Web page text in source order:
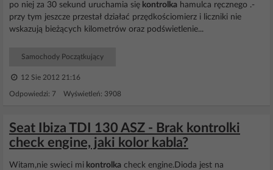
po niej za 30 sekund uruchamia się kontrolka hamulca ręcznego .-
przy tym jeszcze przestał działać przędkościomierz i liczniki nie
wskazują bieżących kilometrów oraz podświetlenie...
Samochody Początkujący
12 Sie 2012 21:16
Odpowiedzi: 7 Wyświetleń: 3908
Seat Ibiza TDI 130 ASZ - Brak kontrolki
check engine, jaki kolor kabla?
Witam,nie swieci mi kontrolka check engine.Dioda jest na